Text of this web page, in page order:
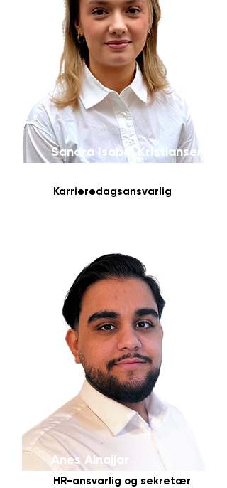
Sandra Isabel Kristiansen
Karrieredagsansvarlig
Anes Alnajjar
HR-ansvarlig og sekretær